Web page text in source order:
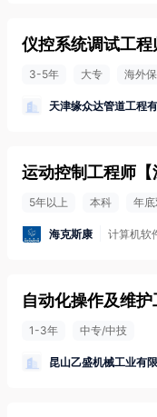
仪控系统调试工程
3-5年 大专 海外
天津缘众达管道工程
运动控制工程师 【
5年以上 本科 年
海克斯康 计算机软
自动化操作及维
1-3年 中专/中技
昆山乙盛机械工业有